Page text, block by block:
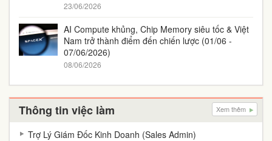
23/06/2026
AI Compute khủng, Chip Memory siêu tốc & Việt
Nam trở thành điểm đến chiến lược (01/06 -
07/06/2026)
08/06/2026
Thông tin việc làm Xem thêm
Trợ Lý Giám Đốc Kinh Doanh (Sales Admin)